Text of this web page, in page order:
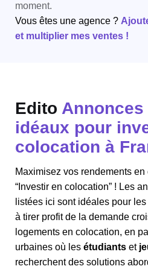
moment.
Vous êtes une agence ?
et multiplier mes ventes !
Edito
idéaux pour
colocation à
Maximisez vos rendements
“Investir en colocation” ! Les
listées ici sont idéales pour
à tirer profit de la demande
logements en colocation, en
urbaines où les étudiants et
recherchent des solutions